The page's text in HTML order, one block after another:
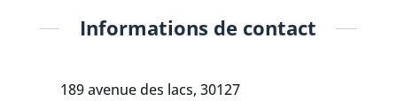
Informations de contact
189 avenue des lacs, 30127